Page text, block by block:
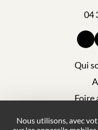
04
Qui
Foire
Nous utilisons, avec